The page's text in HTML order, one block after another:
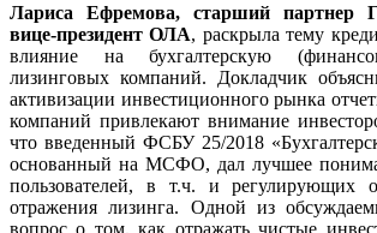
Лариса Ефремова, старший партнер
вице-президент ОЛА, раскрыла тему
влияние на бухгалтерскую
лизинговых компаний. Докладчик
активизации инвестиционного рынка
компаний привлекают внимание
что введенный ФСБУ 25/2018
основанный на МСФО, дал лучшее
пользователей, в т.ч. и регулирующих
отражения лизинга. Одной из
вопрос о том, как отражать чистые